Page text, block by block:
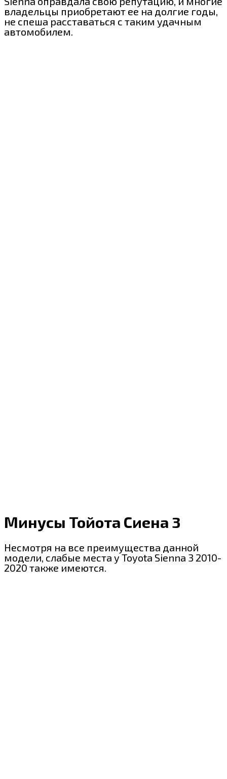
владельцы приобретают ее на долгие годы,
не спеша расставаться с таким удачным
автомобилем.
Минусы Тойота Сиена 3
Несмотря на все преимущества данной
модели, слабые места у Toyota Sienna 3 2010-
2020 также имеются.